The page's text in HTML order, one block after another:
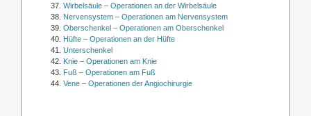
Wirbelsäule – Operationen an der Wirbelsäule
Nervensystem – Operationen am Nervensystem
Oberschenkel – Operationen am Oberschenkel
Hüfte – Operationen an der Hüfte
Unterschenkel
Knie – Operationen am Knie
Fuß – Operationen am Fuß
Vene – Operationen der Angiochirurgie